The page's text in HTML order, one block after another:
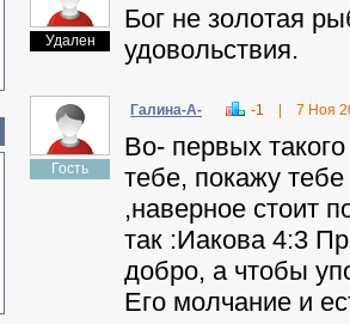
Удален
Бог не золотая
удовольствия.
Гость
Гaлинa-A- -1 7 Ноя
Во- первых
тебе, покажу
,наверное стоит
так :Иакова 4:3
добро, а чтобы
Его молчание и